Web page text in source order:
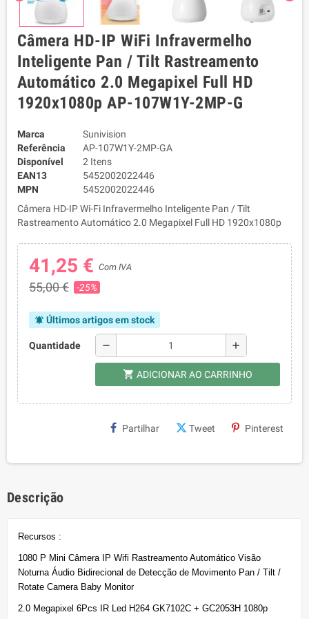
Câmera HD-IP WiFi Infravermelho
Inteligente Pan / Tilt Rastreamento
Automático 2.0 Megapixel Full HD
1920x1080p AP-107W1Y-2MP-G
Marca
Sunivision
Referência
AP-107W1Y-2MP-GA
Disponível
2 Itens
EAN13
5452002022446
MPN
5452002022446
Câmera HD-IP Wi-Fi Infravermelho Inteligente Pan / Tilt
Rastreamento Automático 2.0 Megapixel Full HD 1920x1080p
41,25 € Com IVA
55,00 € -25%
notifications_active Últimos artigos em stock
Quantidade remove add
shopping_cart ADICIONAR AO CARRINHO
Partilhar Tweet Pinterest
Descrição
Recursos :
1080 P Mini Câmera IP Wifi Rastreamento Automático Visão
Noturna Áudio Bidirecional de Detecção de Movimento Pan / Tilt /
Rotate Camera Baby Monitor
2.0 Megapixel 6Pcs IR Led H264 GK7102C + GC2053H 1080p